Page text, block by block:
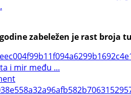
zabeležen je rast
i mir među ...